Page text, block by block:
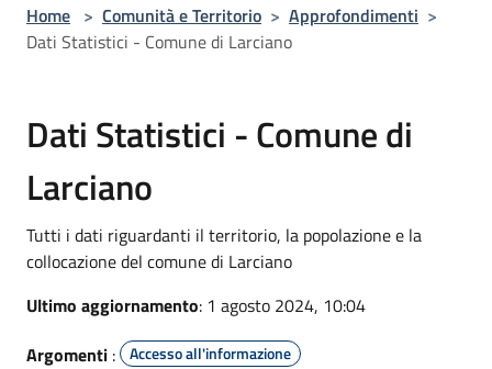
Home > Comunità e Territorio > Approfondimenti >
Dati Statistici - Comune di Larciano
Dati Statistici - Comune di
Larciano
Tutti i dati riguardanti il territorio, la popolazione e la
collocazione del comune di Larciano
Ultimo aggiornamento: 1 agosto 2024, 10:04
Argomenti : Accesso all'informazione